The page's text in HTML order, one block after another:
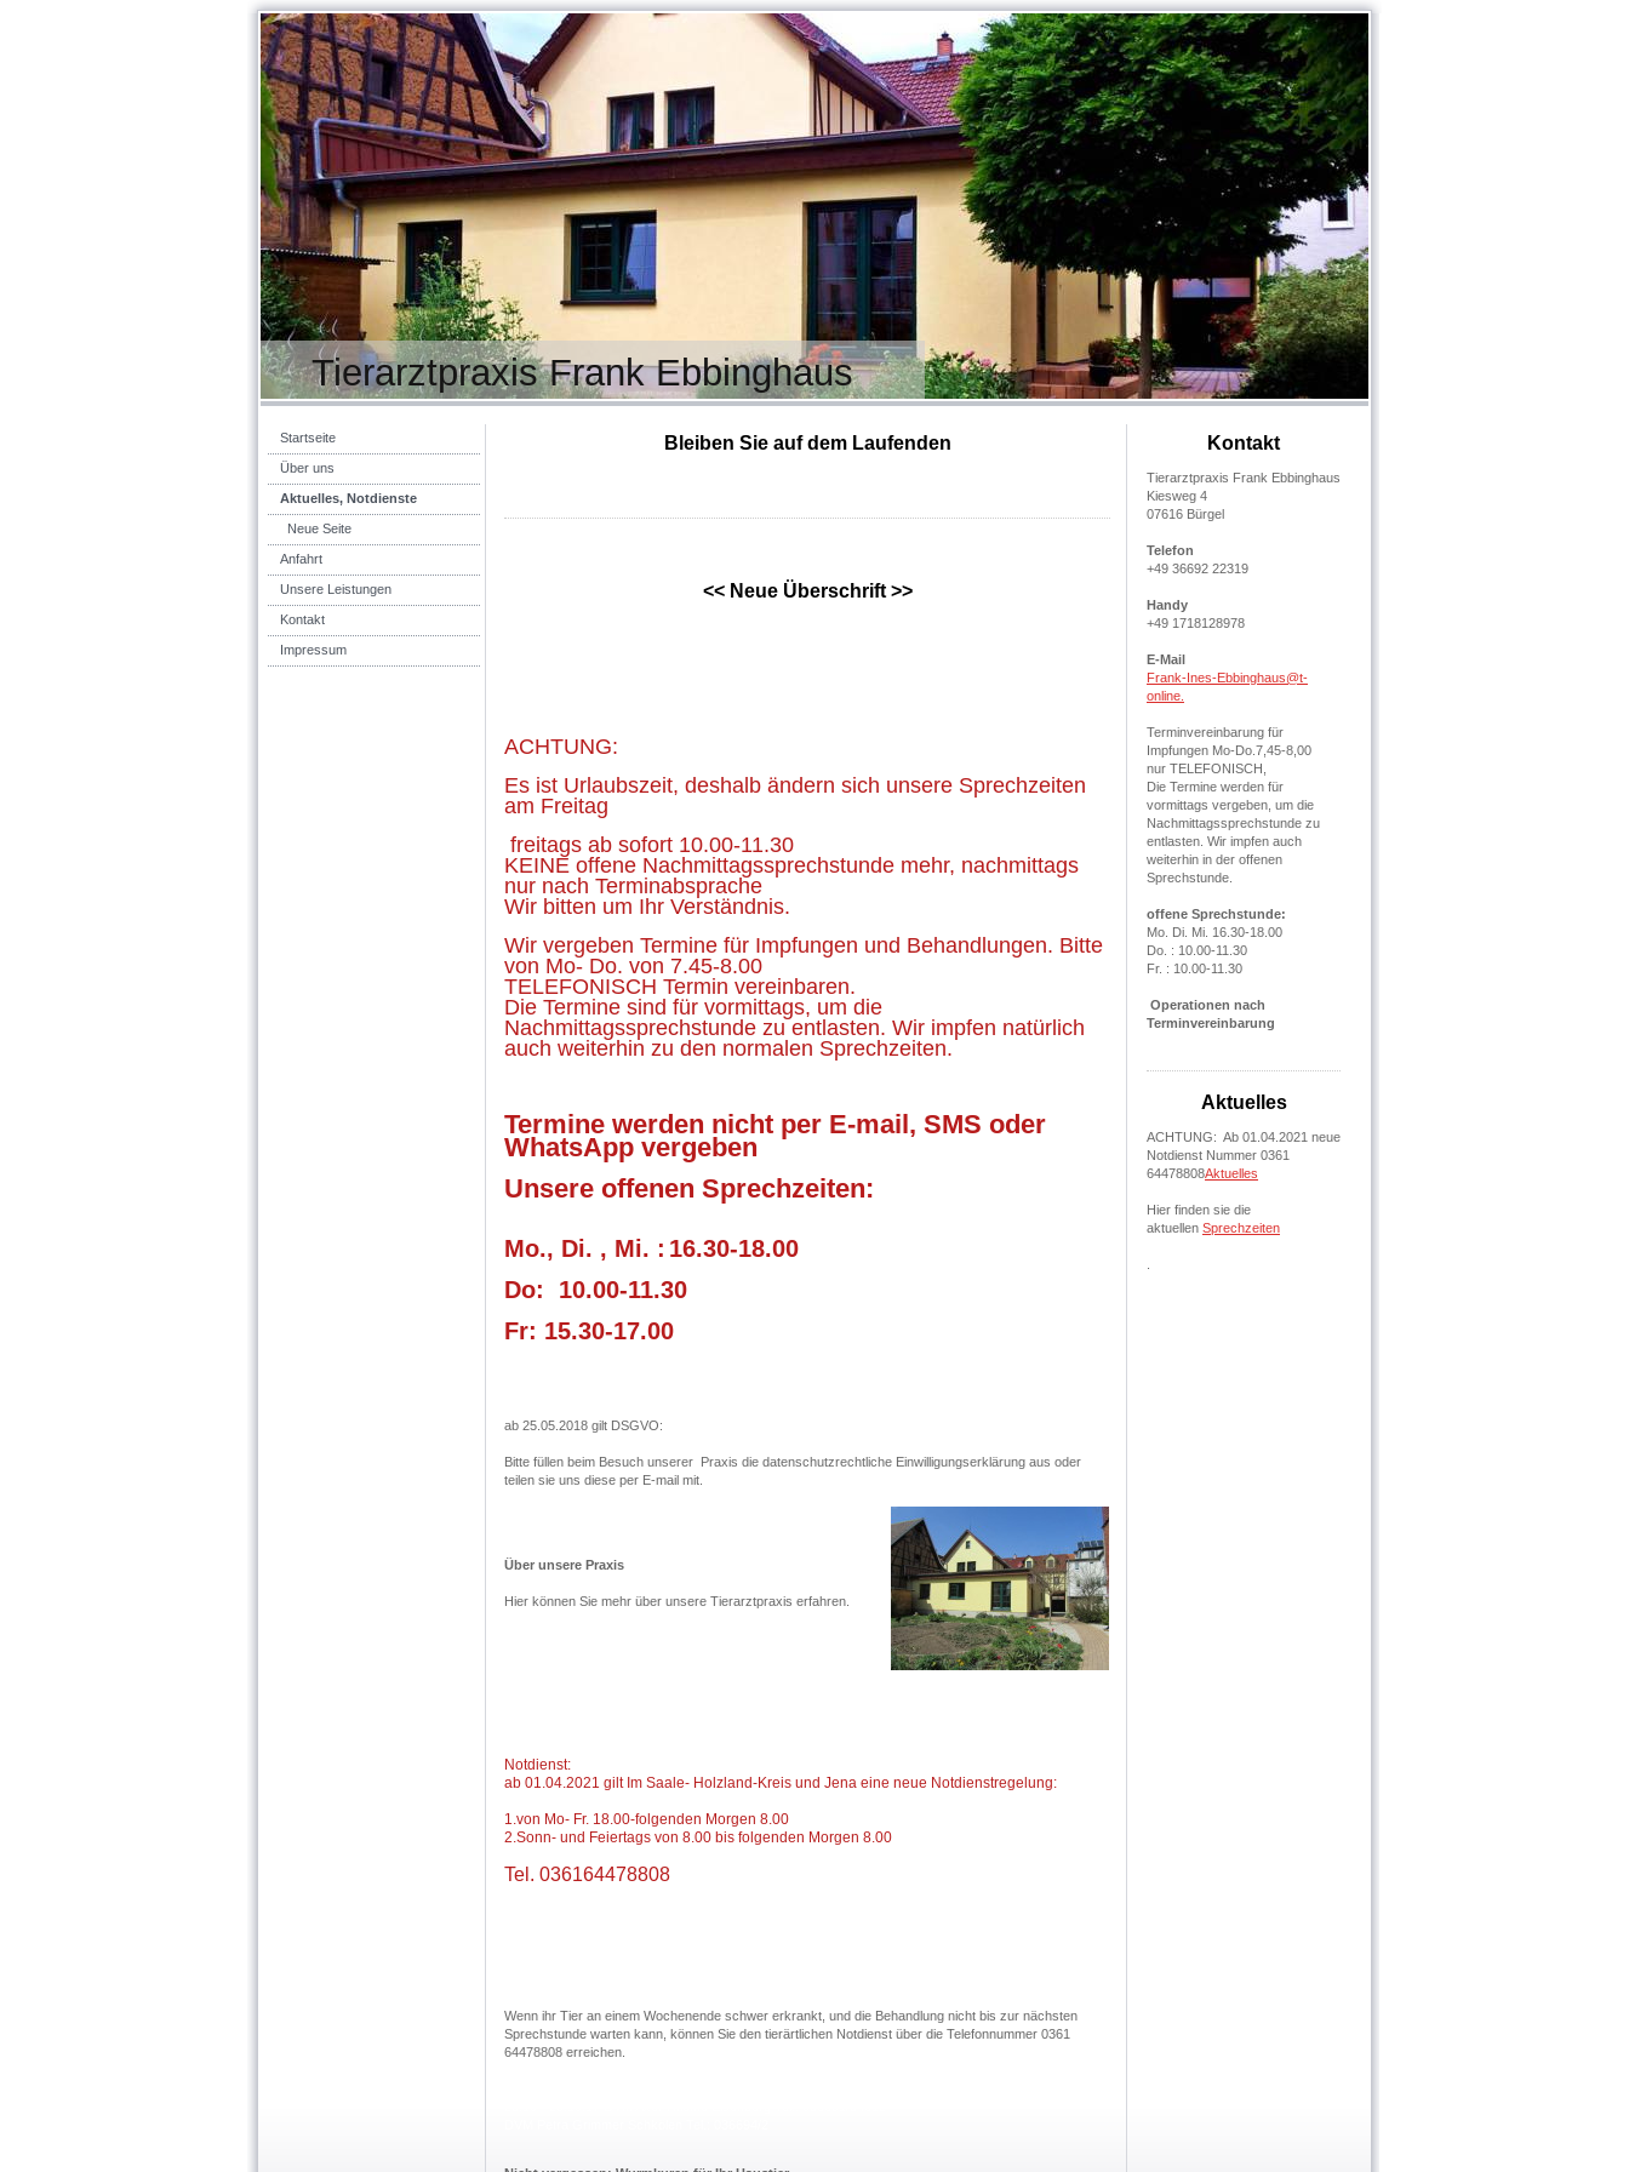
Tierarztpraxis Frank Ebbinghaus
Startseite
Über uns
Aktuelles, Notdienste
Neue Seite
Anfahrt
Unsere Leistungen
Kontakt
Impressum
Bleiben Sie auf dem Laufenden
<< Neue Überschrift >>
ACHTUNG:
Es ist Urlaubszeit, deshalb ändern sich unsere Sprechzeiten
am Freitag
freitags ab sofort 10.00-11.30
KEINE offene Nachmittagssprechstunde mehr, nachmittags
nur nach Terminabsprache
Wir bitten um Ihr Verständnis.
Wir vergeben Termine für Impfungen und Behandlungen. Bitte
von Mo- Do. von 7.45-8.00
TELEFONISCH Termin vereinbaren.
Die Termine sind für vormittags, um die
Nachmittagssprechstunde zu entlasten. Wir impfen natürlich
auch weiterhin zu den normalen Sprechzeiten.
Termine werden nicht per E-mail, SMS oder
WhatsApp vergeben
Unsere offenen Sprechzeiten:
Mo., Di. , Mi. : 16.30-18.00
Do: 10.00-11.30
Fr: 15.30-17.00
ab 25.05.2018 gilt DSGVO:
Bitte füllen beim Besuch unserer Praxis die datenschutzrechtliche Einwilligungserklärung aus oder
teilen sie uns diese per E-mail mit.
Über unsere Praxis
Hier können Sie mehr über unsere Tierarztpraxis erfahren.
Notdienst:
ab 01.04.2021 gilt Im Saale- Holzland-Kreis und Jena eine neue Notdienstregelung:
1.von Mo- Fr. 18.00-folgenden Morgen 8.00
2.Sonn- und Feiertags von 8.00 bis folgenden Morgen 8.00
Tel. 036164478808
Wenn ihr Tier an einem Wochenende schwer erkrankt, und die Behandlung nicht bis zur nächsten
Sprechstunde warten kann, können Sie den tierärtlichen Notdienst über die Telefonnummer 0361
64478808 erreichen.
Kontakt
Tierarztpraxis Frank Ebbinghaus
Kiesweg 4
07616 Bürgel
Telefon
+49 36692 22319
Handy
+49 1718128978
E-Mail
Frank-Ines-Ebbinghaus@t-
online.
Terminvereinbarung für
Impfungen Mo-Do.7,45-8,00
nur TELEFONISCH,
Die Termine werden für
vormittags vergeben, um die
Nachmittagssprechstunde zu
entlasten. Wir impfen auch
weiterhin in der offenen
Sprechstunde.
offene Sprechstunde:
Mo. Di. Mi. 16.30-18.00
Do. : 10.00-11.30
Fr. : 10.00-11.30
Operationen nach
Terminvereinbarung
Aktuelles
ACHTUNG: Ab 01.04.2021 neue
Notdienst Nummer 0361
64478808Aktuelles
Hier finden sie die
aktuellen Sprechzeiten